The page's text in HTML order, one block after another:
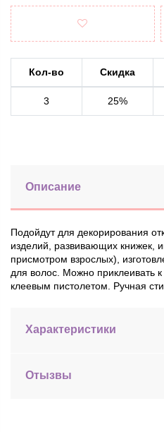
Кол-во Скидка
3 25%
Описание
Подойдут для декорирования
изделий, развивающих книжек,
присмотром взрослых),
для волос. Можно приклеивать к
клеевым пистолетом. Ручная
Характеристики
Отызвы